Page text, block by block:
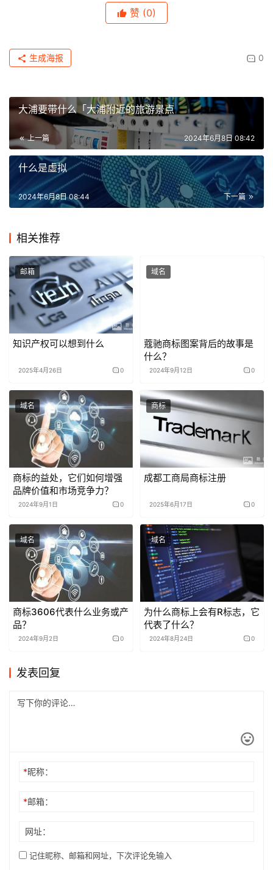
赞 (0)
0
生成海报
大浦要带什么「大浦附近的旅游景点
上一篇 2024年6月8日 08:42
什么是虛拟
下一篇
2024年6月8日 08:44
相关推荐
邮箱
知识产权可以想到什么
2025年4月26日 0
域名
蔻驰商标图案背后的故事是
什么？
2024年9月12日 0
域名
商标的益处，它们如何增强
品牌价值和市场竞争力？
2024年9月1日 0
商标
成都工商局商标注册
2025年6月17日 0
域名
商标3606代表什么业务或产
品？
2024年9月2日 0
域名
为什么商标上会有R标志，它
代表了什么？
2024年8月24日 0
发表回复
*昵称：
*邮箱：
网址：
记住昵称、邮箱和网址，下次评论免输入